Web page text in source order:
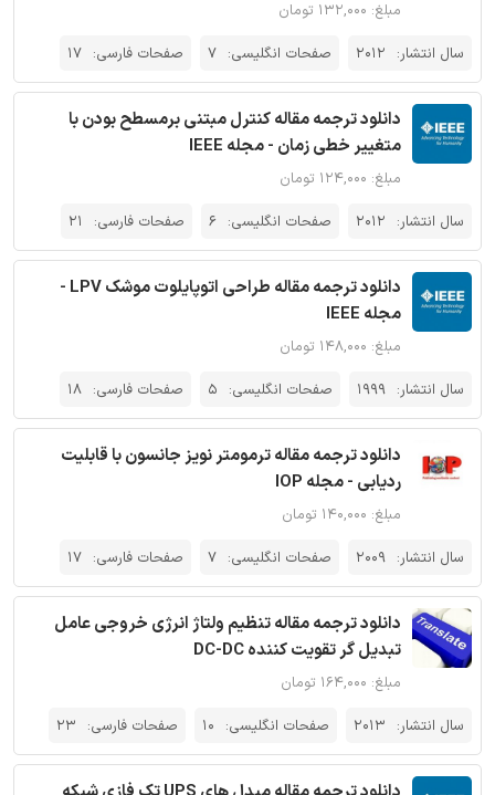
مبلغ: ۱۳۲,۰۰۰ تومان
سال انتشار: 2012 صفحات انگلیسی: 7 صفحات فارسی: 17
دانلود ترجمه مقاله کنترل مبتنی برمسطح بودن با
متغییر خطی زمان - مجله IEEE
مبلغ: ۱۲۴,۰۰۰ تومان
سال انتشار: 2012 صفحات انگلیسی: 6 صفحات فارسی: 21
دانلود ترجمه مقاله طراحی اتوپایلوت موشک LPV -
مجله IEEE
مبلغ: ۱۴۸,۰۰۰ تومان
سال انتشار: 1999 صفحات انگلیسی: 5 صفحات فارسی: 18
دانلود ترجمه مقاله ترمومتر نویز جانسون با قابلیت
ردیابی - مجله IOP
مبلغ: ۱۴۰,۰۰۰ تومان
سال انتشار: 2009 صفحات انگلیسی: 7 صفحات فارسی: 17
دانلود ترجمه مقاله تنظیم ولتاژ انرژی خروجی عامل
تبدیل گر تقویت کننده DC-DC
مبلغ: ۱۶۴,۰۰۰ تومان
سال انتشار: 2013 صفحات انگلیسی: 10 صفحات فارسی: 23